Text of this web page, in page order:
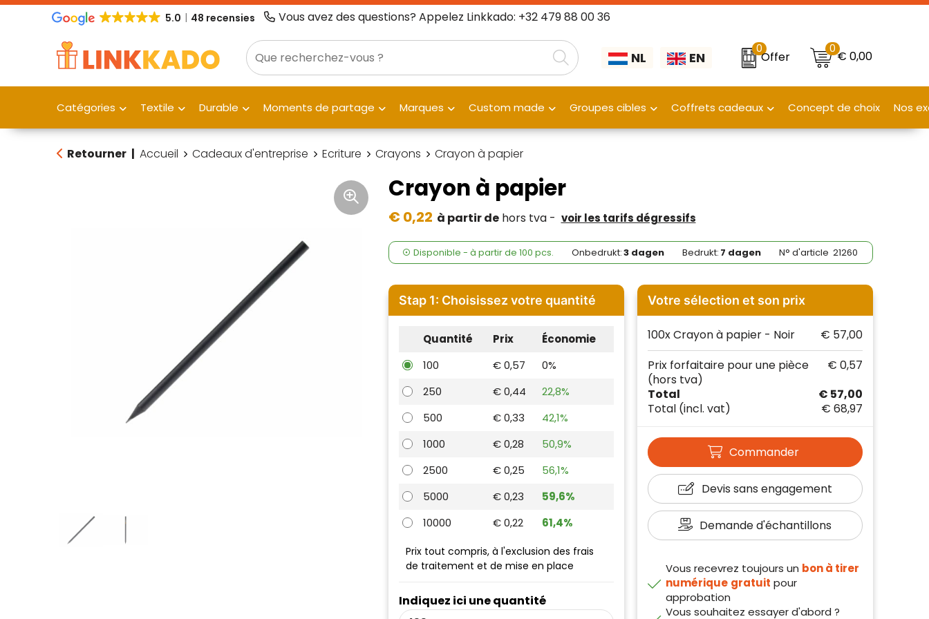
5.0 48 recensies Vous avez des questions? Appelez Linkkado: +32 479 88 00 36
NL EN
0
Offer
0€ 0,00
Catégories Textile Durable Moments de partage Marques Custom made Groupes cibles Coffrets cadeaux Concept de choix Nos
Retourner | Accueil Cadeaux d'entreprise Ecriture Crayons Crayon à papier
Crayon à papier
€ 0,22 à partir dehors tva - voir les tarifs dégressifs
Disponible - à partir de 100 pcs. Onbedrukt:3 dagen Bedrukt: 7 dagen N° d'article21260
Stap 1: Choisissez votre quantité
Quantité Prix
Économie
100
€ 0,57
0%
250
€ 0,44
22,8%
500
€ 0,33
42,1%
1000
€ 0,28
50,9%
2500
€ 0,25
56,1%
5000
€ 0,23
59,6%
10000
€ 0,22 61,4%
Indiquez ici une quantité
Prix tout compris, à l'exclusion des frais
de traitement et de mise en place
Votre sélection et son prix
100x Crayon à papier - Noir € 57,00
Total
€ 57,00
Total (incl. vat) € 68,97
Prix forfaitaire pour une pièce
(hors tva)
€ 0,57
Commander
Devis sans engagement
Demande d'échantillons
Vous recevrez toujours un bon à tirer
numérique gratuit pour
approbation
Vous souhaitez essayer d'abord ?